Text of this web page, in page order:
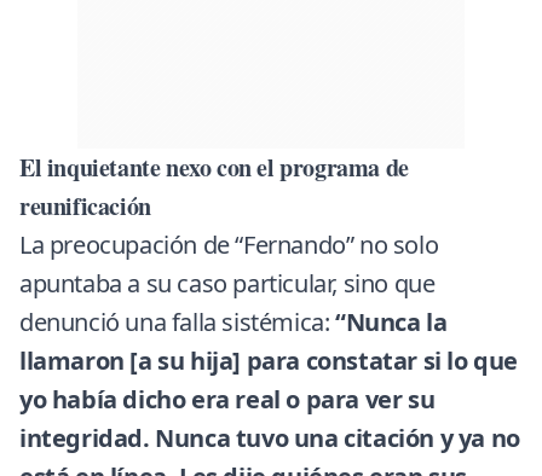
El inquietante nexo con el programa de
reunificación
La preocupación de “Fernando” no solo
apuntaba a su caso particular, sino que
denunció una falla sistémica:“Nunca la
llamaron [a su hija] para constatar si lo que
yo había dicho era real o para ver su
integridad. Nunca tuvo una citación y ya no